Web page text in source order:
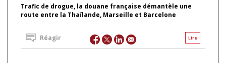
Trafic de drogue, la douane française démantèle une
route entre la Thaïlande, Marseille et Barcelone
Lire
Réagir